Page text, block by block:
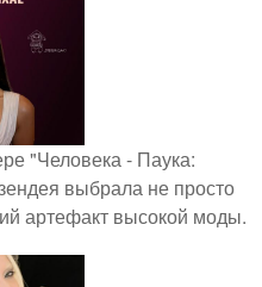
"Человека - Паука:
выбрала не просто
артефакт высокой моды.